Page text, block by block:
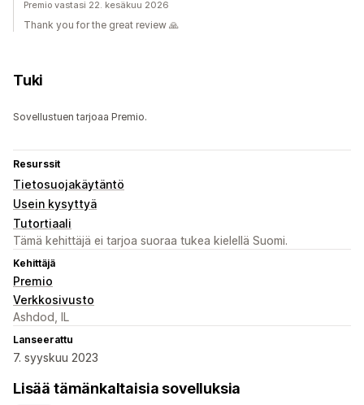
Premio vastasi 22. kesäkuu 2026
Thank you for the great review 🙏
Tuki
Sovellustuen tarjoaa Premio.
Resurssit
Tietosuojakäytäntö
Usein kysyttyä
Tutortiaali
Tämä kehittäjä ei tarjoa suoraa tukea kielellä Suomi.
Kehittäjä
Premio
Verkkosivusto
Ashdod, IL
Lanseerattu
7. syyskuu 2023
Lisää tämänkaltaisia sovelluksia